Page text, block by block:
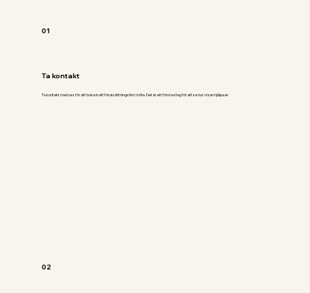
01
Ta kontakt
Ta kontakt med oss för att boka in ett förutsättningslöst möte. Det är ett första steg för att se hur vi kan hjälpa er.
02